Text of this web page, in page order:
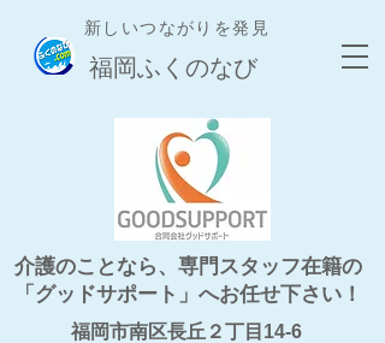
​福岡ふくのなび
新しいつながりを発見
​介護のことなら、専門スタッフ在籍の
「グッドサポート」へお任せ下さい！
福岡市南区長丘２丁目14-6